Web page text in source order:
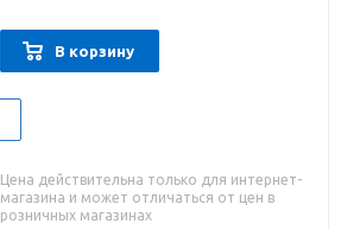
В корзину
Цена действительна только для интернет-
магазина и может отличаться от цен в
розничных магазинах